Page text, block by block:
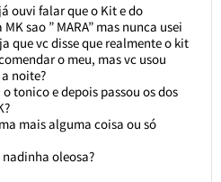
ouvi falar que o Kit e do
sao ” MARA” mas nunca usei
que vc disse que realmente o kit
o meu, mas vc usou
noite?
tonico e depois passou os dos
mais alguma coisa ou só
oleosa?